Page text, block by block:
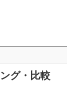
グ・比較